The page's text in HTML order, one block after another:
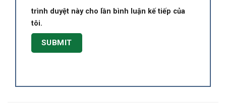
trình duyệt này cho lần bình luận kế tiếp của
tôi.